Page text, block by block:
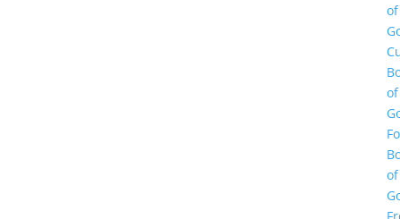
of
of
of